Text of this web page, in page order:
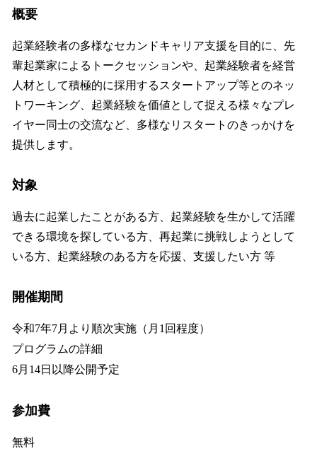
概要
起業経験者の多様なセカンドキャリア支援を目的に、先
輩起業家によるトークセッションや、起業経験者を経営
人材として積極的に採用するスタートアップ等とのネッ
トワーキング、起業経験を価値として捉える様々なプレ
イヤー同士の交流など、多様なリスタートのきっかけを
提供します。
対象
過去に起業したことがある方、起業経験を生かして活躍
できる環境を探している方、再起業に挑戦しようとして
いる方、起業経験のある方を応援、支援したい方 等
開催期間
令和7年7月より順次実施（月1回程度）
プログラムの詳細
6月14日以降公開予定
参加費
無料